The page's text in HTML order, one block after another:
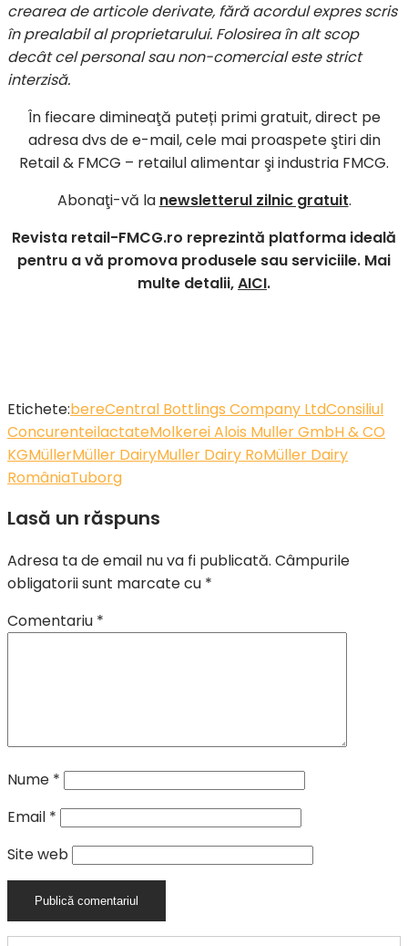
crearea de articole derivate, fără acordul expres scris
în prealabil al proprietarului. Folosirea în alt scop
decât cel personal sau non-comercial este strict
interzisă.
În fiecare dimineaţă puteți primi gratuit, direct pe
adresa dvs de e-mail, cele mai proaspete ştiri din
Retail & FMCG – retailul alimentar şi industria FMCG.
Abonaţi-vă la newsletterul zilnic gratuit.
Revista retail-FMCG.ro reprezintă platforma ideală
pentru a vă promova produsele sau serviciile. Mai
multe detalii,AICI.
Etichete:bereCentral Bottlings Company LtdConsiliul
ConcurenteilactateMolkerei Alois Muller GmbH & CO
KGMüllerMüller DairyMuller Dairy RoMüller Dairy
RomâniaTuborg
Lasă un răspuns
Adresa ta de email nu va fi publicată. Câmpurile
obligatorii sunt marcate cu *
Comentariu *
Nume *
Email *
Site web